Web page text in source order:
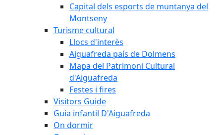
Capital dels esports de muntanya del
Montseny
Turisme cultural
Llocs d'interès
Aiguafreda país de Dolmens
Mapa del Patrimoni Cultural
d'Aiguafreda
Festes i fires
Visitors Guide
Guia infantil D'Aiguafreda
On dormir